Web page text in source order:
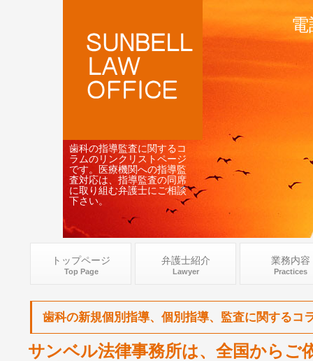
歯科の指導監査に関するコ
ラムのリンクリストページ
です。医療機関への指導監
査対応は、指導監査の同席
に取り組む弁護士にご相談
下さい。
歯科の新規個別指導、個別指導、監査に関するコ
サンベル法律事務所は、全国からご
トップページ
Top Page
弁護士紹介
Lawyer
業務内容
Practices